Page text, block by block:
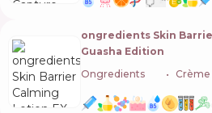
ongredients Skin
Guasha Edition
Ongredients
Crème